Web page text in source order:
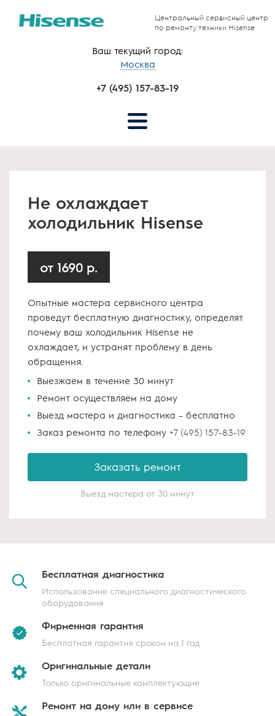
Центральный сервисный центр
по ремонту техники Hisense
Ваш текущий город:
Москва
+7 (495) 157-83-19
Не охлаждает
холодильник Hisense
от 1690 р.
Опытные мастера сервисного центра
проведут бесплатную диагностику, определят
почему ваш холодильник Hisense не
охлаждает, и устранят проблему в день
обращения.
Выезжаем в течение 30 минут
Ремонт осуществляем на дому
Выезд мастера и диагностика – бесплатно
Заказ ремонта по телефону +7 (495) 157-83-19
Заказать ремонт
Выезд мастера от 30 минут
Бесплатная диагностика
Использование специального диагностического
оборудования
Фирменная гарантия
Бесплатная гарантия сроком на 1 год
Оригинальные детали
Только оригинальные комплектующие
Ремонт на дому или в сервисе